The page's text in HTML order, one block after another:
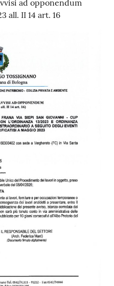
ad opponendum
all. II 14 art. 16